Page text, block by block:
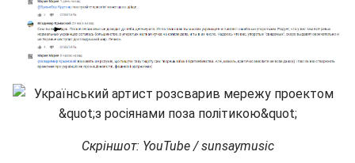
Скріншот: YouTube / sunsaymusic